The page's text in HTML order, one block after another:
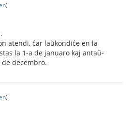
)
atendi, ĉar laŭkondiĉe en la
la 1-a de januaro kaj antaŭ-
decembro.
)